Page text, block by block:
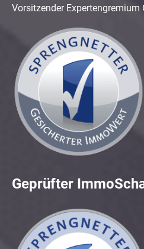
Vorsitzender Expertengremium
Geprüfter